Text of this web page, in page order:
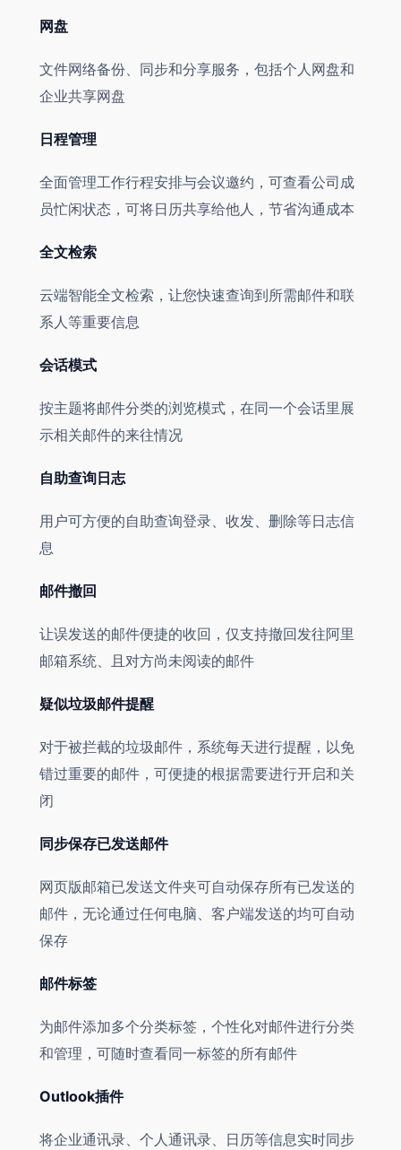
网盘
文件网络备份、同步和分享服务，包括个人网盘和
企业共享网盘
日程管理
全面管理工作行程安排与会议邀约，可查看公司成
员忙闲状态，可将日历共享给他人，节省沟通成本
全文检索
云端智能全文检索，让您快速查询到所需邮件和联
系人等重要信息
会话模式
按主题将邮件分类的浏览模式，在同一个会话里展
示相关邮件的来往情况
自助查询日志
用户可方便的自助查询登录、收发、删除等日志信
息
邮件撤回
让误发送的邮件便捷的收回，仅支持撤回发往阿里
邮箱系统、且对方尚未阅读的邮件
疑似垃圾邮件提醒
对于被拦截的垃圾邮件，系统每天进行提醒，以免
错过重要的邮件，可便捷的根据需要进行开启和关
闭
同步保存已发送邮件
网页版邮箱已发送文件夹可自动保存所有已发送的
邮件，无论通过任何电脑、客户端发送的均可自动
保存
邮件标签
为邮件添加多个分类标签，个性化对邮件进行分类
和管理，可随时查看同一标签的所有邮件
Outlook插件
将企业通讯录、个人通讯录、日历等信息实时同步